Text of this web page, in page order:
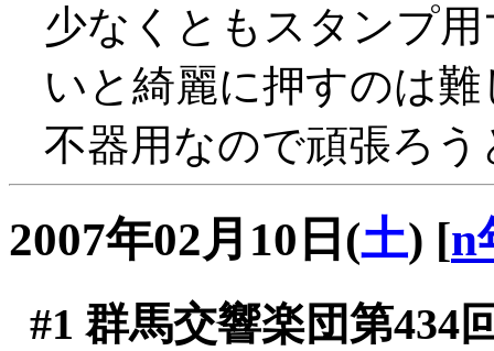
少なくともスタンプ
いと綺麗に押すのは
不器用なので頑張ろ
2007年02月10日(土) [n
#1 群馬交響楽団第434